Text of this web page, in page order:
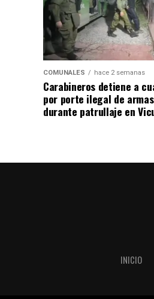
COMUNALES hace 2 semanas
Carabineros detiene a
por porte ilegal de
durante patrullaje en
INICIO